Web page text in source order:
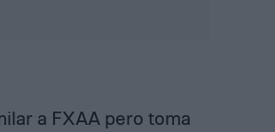
a FXAA pero toma